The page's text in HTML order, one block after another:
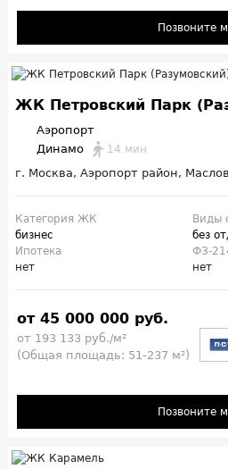
Позвоните
ЖК Петровский Парк
Аэропорт
Динамо
14 мин
г. Москва, Аэропорт район,
Категория ЖК
бизнес
Виды
без
Ипотека
нет
ФЗ-
нет
от 45 000 000 руб.
от 193 133 руб./м²
(Общая площадь: 51-237 м²)
Позвоните